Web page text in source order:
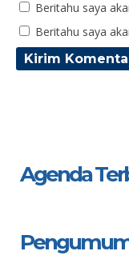
Beritahu saya
Beritahu saya
Agenda